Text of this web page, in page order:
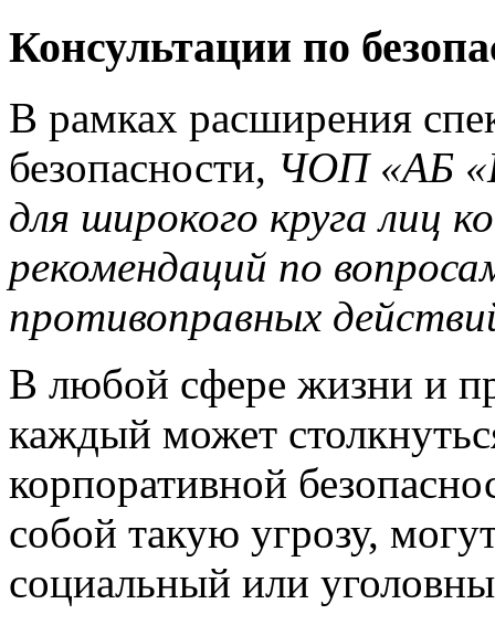
Консультации по
В рамках расширения
безопасности, ЧОП «АБ
для широкого круга лиц
рекомендаций по
противоправных
В любой сфере жизни и
каждый может
корпоративной
собой такую угрозу,
социальный или